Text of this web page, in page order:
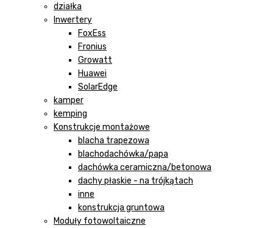
działka
Inwertery
FoxEss
Fronius
Growatt
Huawei
SolarEdge
kamper
kemping
Konstrukcje montażowe
blacha trapezowa
blachodachówka/papa
dachówka ceramiczna/betonowa
dachy płaskie - na trójkątach
inne
konstrukcja gruntowa
Moduły fotowoltaiczne